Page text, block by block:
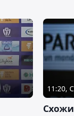
11:20,